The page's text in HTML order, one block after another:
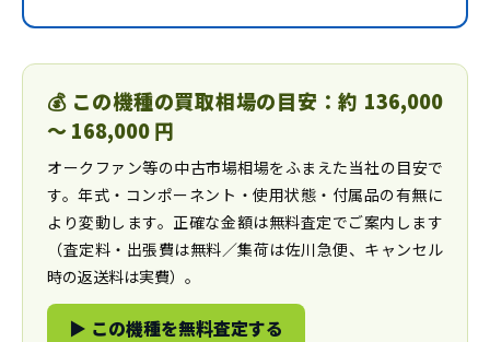
💰 この機種の買取相場の目安：約 136,000
〜 168,000 円
オークファン等の中古市場相場をふまえた当社の目安で
す。年式・コンポーネント・使用状態・付属品の有無に
より変動します。正確な金額は無料査定でご案内します
（査定料・出張費は無料／集荷は佐川急便、キャンセル
時の返送料は実費）。
▶ この機種を無料査定する